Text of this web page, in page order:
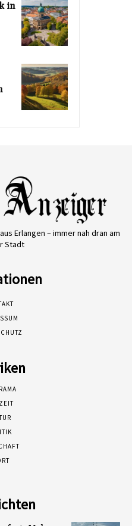
in
Erlangen – immer nah dran am
Stadt